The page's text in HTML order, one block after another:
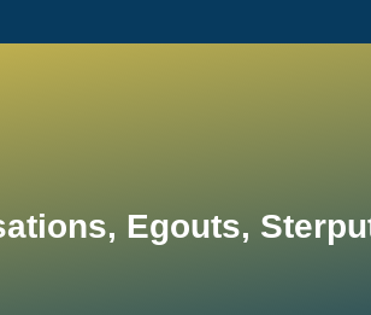
Egouts,